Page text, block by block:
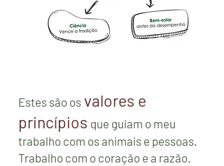
Estes são os valores e
princípios que guiam o meu
trabalho com os animais e pessoas.
Trabalho com o coração e a razão.